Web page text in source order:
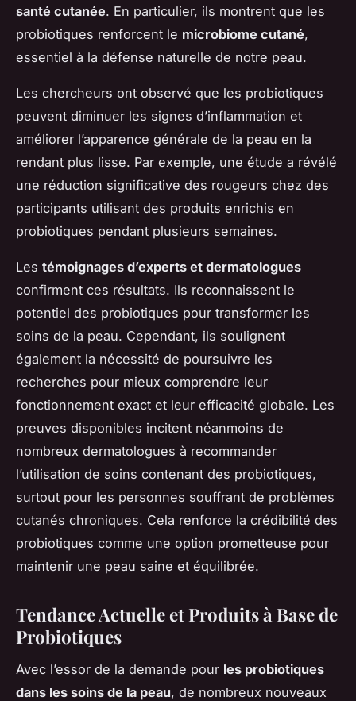
santé cutanée. En particulier, ils montrent que les
probiotiques renforcent le microbiome cutané,
essentiel à la défense naturelle de notre peau.
Les chercheurs ont observé que les probiotiques
peuvent diminuer les signes d’inflammation et
améliorer l’apparence générale de la peau en la
rendant plus lisse. Par exemple, une étude a révélé
une réduction significative des rougeurs chez des
participants utilisant des produits enrichis en
probiotiques pendant plusieurs semaines.
Les témoignages d’experts et dermatologues
confirment ces résultats. Ils reconnaissent le
potentiel des probiotiques pour transformer les
soins de la peau. Cependant, ils soulignent
également la nécessité de poursuivre les
recherches pour mieux comprendre leur
fonctionnement exact et leur efficacité globale. Les
preuves disponibles incitent néanmoins de
nombreux dermatologues à recommander
l’utilisation de soins contenant des probiotiques,
surtout pour les personnes souffrant de problèmes
cutanés chroniques. Cela renforce la crédibilité des
probiotiques comme une option prometteuse pour
maintenir une peau saine et équilibrée.
Tendance Actuelle et Produits à Base de
Probiotiques
Avec l’essor de la demande pour les probiotiques
dans les soins de la peau, de nombreux nouveaux